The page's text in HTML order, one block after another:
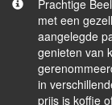
Prachtige
met een
aangelegde
genieten van
in
prijs is koffie